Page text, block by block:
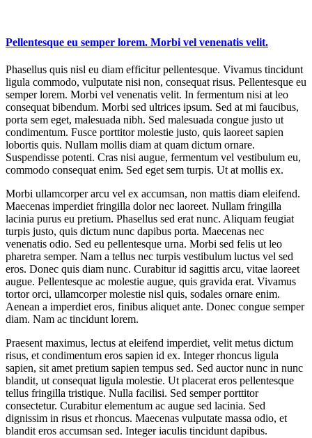
Pellentesque eu semper lorem. Morbi vel venenatis velit.
Phasellus quis nisl eu diam efficitur pellentesque. Vivamus tincidunt
ligula commodo, vulputate nisi non, consequat risus. Pellentesque eu
semper lorem. Morbi vel venenatis velit. In fermentum nisi at leo
consequat bibendum. Morbi sed ultrices ipsum. Sed at mi faucibus,
porta sem eget, malesuada nibh. Sed malesuada congue justo ut
condimentum. Fusce porttitor molestie justo, quis laoreet sapien
lobortis quis. Nullam mollis diam at quam dictum ornare.
Suspendisse potenti. Cras nisi augue, fermentum vel vestibulum eu,
commodo consequat enim. Sed eget sem turpis. Ut at mollis ex.
Morbi ullamcorper arcu vel ex accumsan, non mattis diam eleifend.
Maecenas imperdiet fringilla dolor nec laoreet. Nullam fringilla
lacinia purus eu pretium. Phasellus sed erat nunc. Aliquam feugiat
turpis justo, quis dictum nunc dapibus porta. Maecenas nec
venenatis odio. Sed eu pellentesque urna. Morbi sed felis ut leo
pharetra semper. Nam a tellus nec turpis vestibulum luctus vel sed
eros. Donec quis diam nunc. Curabitur id sagittis arcu, vitae laoreet
augue. Pellentesque ac molestie augue, quis gravida erat. Vivamus
tortor orci, ullamcorper molestie nisl quis, sodales ornare enim.
Aenean a imperdiet eros, finibus aliquet ante. Donec congue semper
diam. Nam ac tincidunt lorem.
Praesent maximus, lectus at eleifend imperdiet, velit metus dictum
risus, et condimentum eros sapien id ex. Integer rhoncus ligula
sapien, sit amet pretium sapien tempus sed. Sed auctor nunc in nunc
blandit, ut consequat ligula molestie. Ut placerat eros pellentesque
tellus fringilla tristique. Nulla facilisi. Sed semper porttitor
consectetur. Curabitur elementum ac augue sed lacinia. Sed
dignissim in risus et rhoncus. Maecenas vulputate massa odio, et
blandit eros accumsan sed. Integer iaculis tincidunt dapibus.